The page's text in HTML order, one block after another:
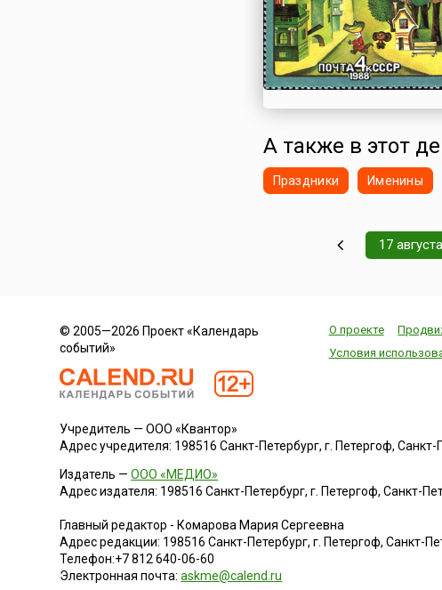
А также в этот
Праздники Именины
17 августа
© 2005—2026 Проект «Календарь
событий»
О проекте
Условия
Учредитель — ООО «Квантор»
Адрес учредителя: 198516 Санкт-Петербург, г. Петергоф,
Издатель —ООО «МЕДИО»
Адрес издателя: 198516 Санкт-Петербург, г. Петергоф, Санкт-
Главный редактор - Комарова Мария Сергеевна
Адрес редакции: 198516 Санкт-Петербург, г. Петергоф,Санкт-
Телефон:+7 812 640-06-60
Электронная почта:askme@calend.ru